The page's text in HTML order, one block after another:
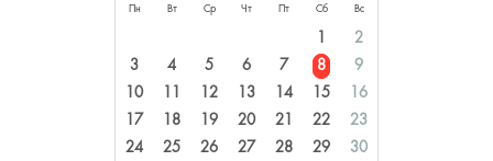
Пн Вт Ср Чт Пт Сб Вс
1
2
3
4 5 6 7 8
9
10
11 12 13 14 15
16
17
18 19 20 21 22
23
24
25 26 27 28 29
30